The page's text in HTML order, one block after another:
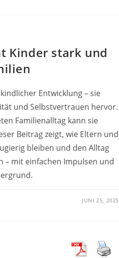
Kinder stark und
Entwicklung – sie
und Selbstvertrauen hervor.
Familienalltag kann sie
Beitrag zeigt, wie Eltern und
bleiben und den Alltag
– mit einfachen Impulsen und
JUNI 25, 2025